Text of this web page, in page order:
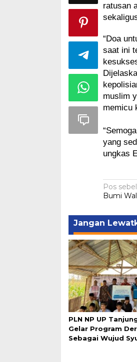
ratusan
“Doa
saat ini
muslim
memicu
yang
ungkas
pos
Pos
Bumi
Jangan
PLN NP UP
Gelar Program
Sebagai Wujud